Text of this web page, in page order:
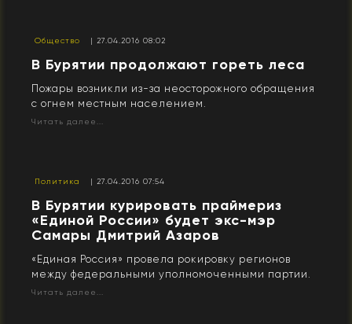
Общество | 27.04.2016 08:02
В Бурятии продолжают гореть леса
Пожары возникли из-за неосторожного обращения
с огнем местным населением.
Читать далее...
Политика | 27.04.2016 07:54
В Бурятии курировать праймериз
«Единой России» будет экс-мэр
Самары Дмитрий Азаров
«Единая Россия» провела рокировку регионов
между федеральными уполномоченными партии.
Читать далее...